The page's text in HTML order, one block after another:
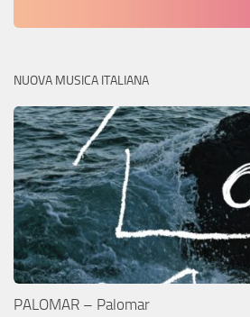
NUOVA MUSICA ITALIANA
PALOMAR – Palomar